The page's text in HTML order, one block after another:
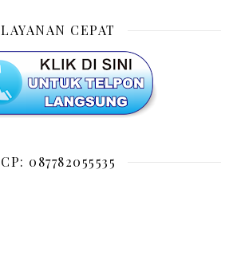
LAYANAN CEPAT
CP: 087782055535